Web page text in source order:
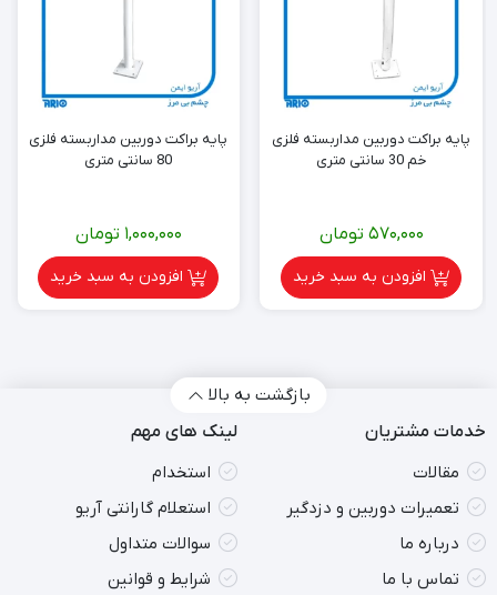
پایه براکت دوربین مداربسته فلزی
خم 30 سانتی متری
570,000 تومان
افزودن به سبد خرید
پایه براکت دوربین مداربسته فلزی
80 سانتی متری
1,000,000 تومان
افزودن به سبد خرید
بازگشت به بالا
خدمات مشتریان
مقالات
تعمیرات دوربین و دزدگیر
درباره ما
تماس با ما
لینک های مهم
استخدام
استعلام گارانتی آریو
سوالات متداول
شرایط و قوانین